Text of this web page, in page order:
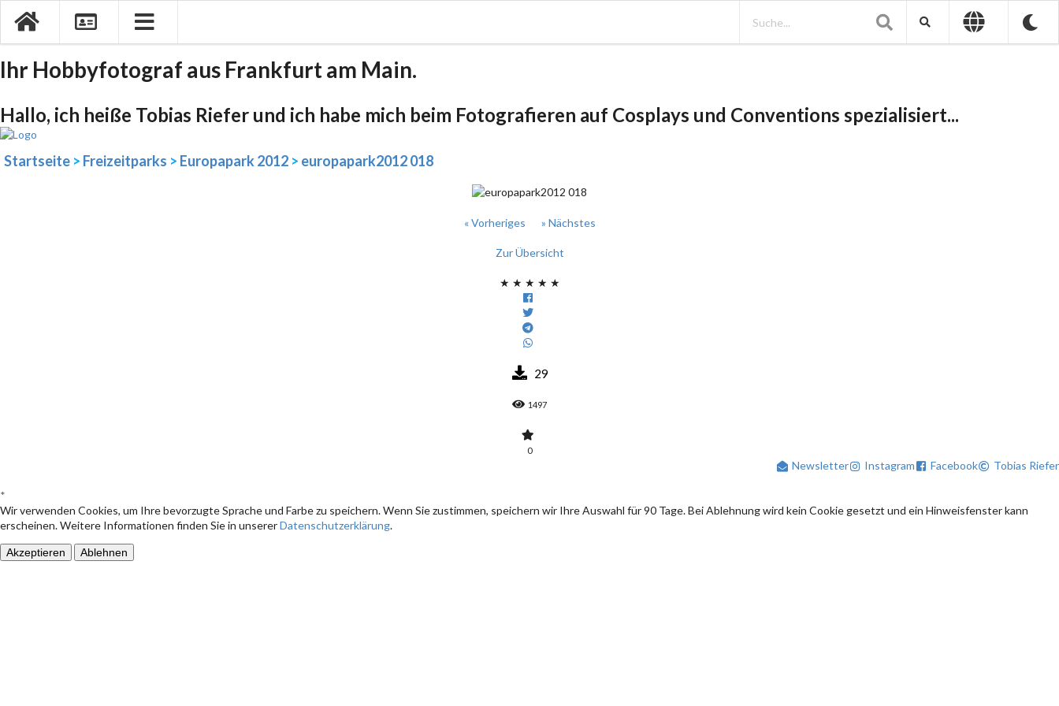
Ihr Hobbyfotograf aus Frankfurt am Main.
Hallo, ich heiße Tobias Riefer und ich habe mich beim Fotografieren auf Cosplays und Conventions spezialisiert...
Startseite > Freizeitparks > Europapark 2012 > europapark2012 018
« Vorheriges » Nächstes
Zur Übersicht
★ ★ ★ ★ ★
29
1497
0
Newsletter Instagram Facebook Tobias Riefer
*
Wir verwenden Cookies, um Ihre bevorzugte Sprache und Farbe zu speichern. Wenn Sie zustimmen, speichern wir Ihre Auswahl für 90 Tage. Bei Ablehnung wird kein Cookie gesetzt und ein Hinweisfenster kann
erscheinen. Weitere Informationen finden Sie in unsererDatenschutzerklärung.
Akzeptieren Ablehnen